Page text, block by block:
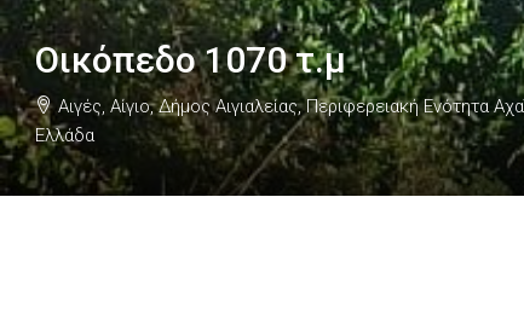
Οικόπεδο 1070 τ.μ
Αιγές, Αίγιο, Δήμος Αιγιαλείας, Περιφερειακή Ενότητα
Ελλάδα